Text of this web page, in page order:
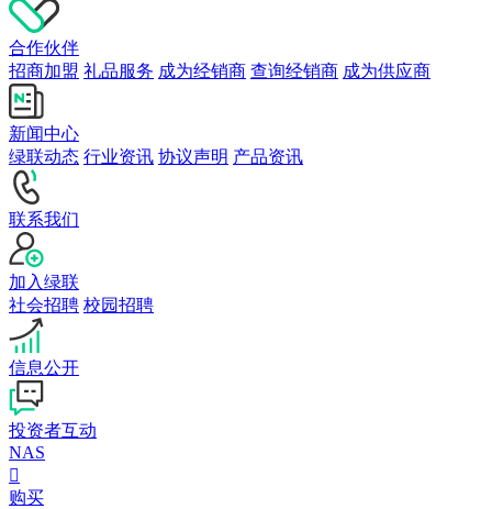
合作伙伴
招商加盟 礼品服务 成为经销商 查询经销商 成为供应商
新闻中心
绿联动态 行业资讯 协议声明 产品资讯
联系我们
加入绿联
社会招聘 校园招聘
信息公开
投资者互动
NAS

购买